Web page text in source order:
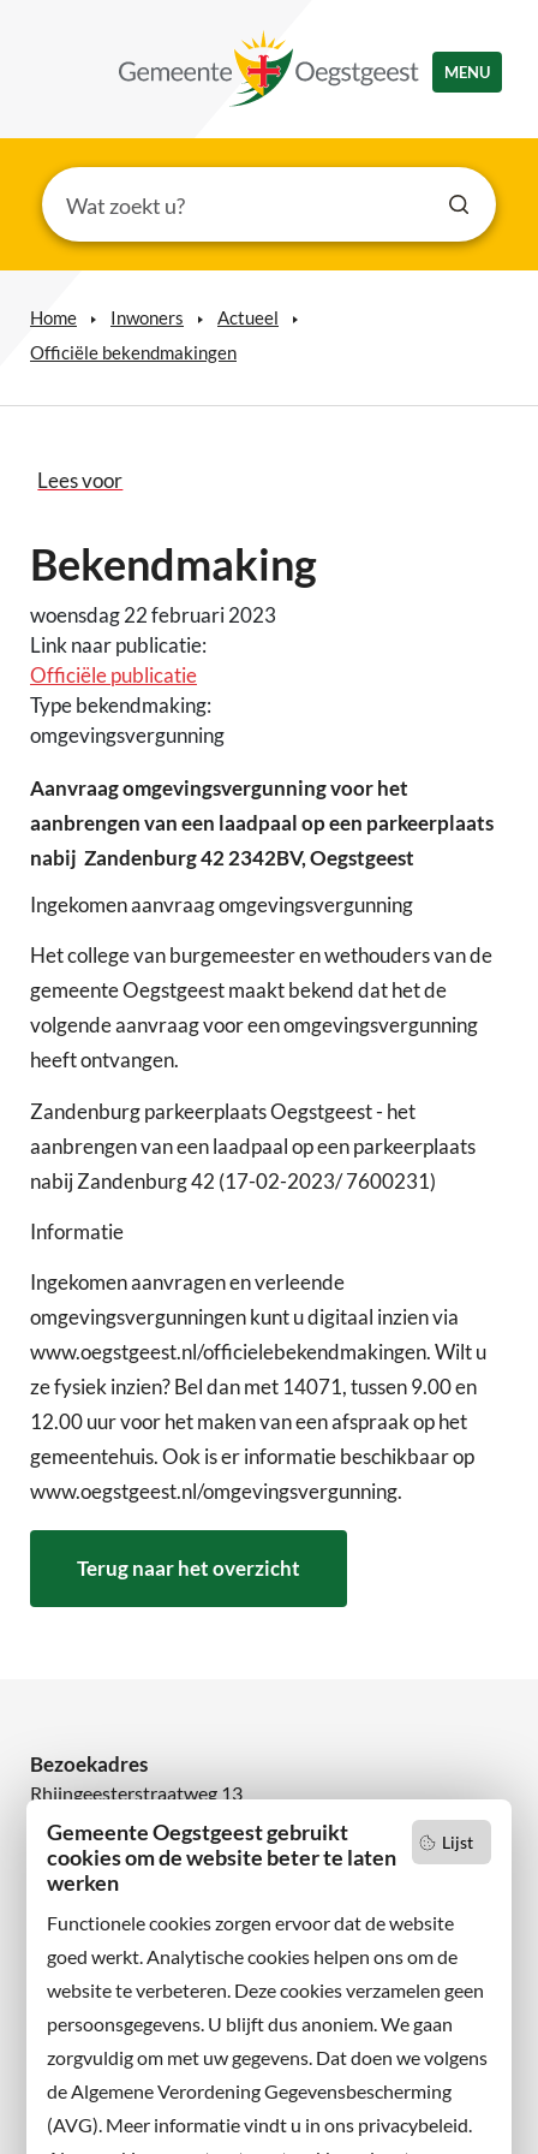
Lijst
Gemeente Oegstgeest gebruikt
cookies om de website beter te laten
werken
Functionele cookies zorgen ervoor dat de website
goed werkt. Analytische cookies helpen ons om de
website te verbeteren. Deze cookies verzamelen geen
persoonsgegevens. U blijft dus anoniem. We gaan
zorgvuldig om met uw gegevens. Dat doen we volgens
de Algemene Verordening Gegevensbescherming
(AVG). Meer informatie vindt u in ons privacybeleid.
MENU
Home Inwoners
Actueel
Officiële bekendmakingen
Lees voor
Bekendmaking
woensdag 22 februari 2023
Link naar publicatie:
Officiële publicatie
Type bekendmaking:
omgevingsvergunning
Aanvraag omgevingsvergunning voor het
aanbrengen van een laadpaal op een parkeerplaats
nabij Zandenburg 42 2342BV, Oegstgeest
Ingekomen aanvraag omgevingsvergunning
Het college van burgemeester en wethouders van de
gemeente Oegstgeest maakt bekend dat het de
volgende aanvraag voor een omgevingsvergunning
heeft ontvangen.
Zandenburg parkeerplaats Oegstgeest - het
aanbrengen van een laadpaal op een parkeerplaats
nabij Zandenburg 42 (17-02-2023/ 7600231)
Informatie
Ingekomen aanvragen en verleende
omgevingsvergunningen kunt u digitaal inzien via
www.oegstgeest.nl/officielebekendmakingen. Wilt u
ze fysiek inzien? Bel dan met 14071, tussen 9.00 en
12.00 uur voor het maken van een afspraak op het
gemeentehuis. Ook is er informatie beschikbaar op
www.oegstgeest.nl/omgevingsvergunning.
Terug naar het overzicht
Bezoekadres
Rhijngeesterstraatweg 13
2342 AN Oegstgeest
Wilt u niets missen?
en volg ons ook op sociale media.
Facebook
X
Instagram